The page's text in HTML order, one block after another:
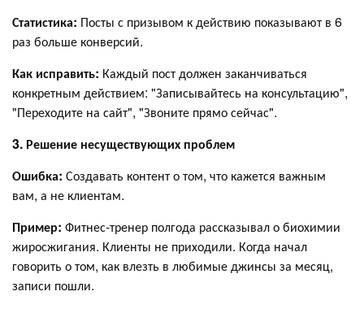
Статистика: Посты с призывом к действию показывают в 6
раз больше конверсий.
Как исправить: Каждый пост должен заканчиваться
конкретным действием: "Записывайтесь на консультацию",
"Переходите на сайт", "Звоните прямо сейчас".
3. Решение несуществующих проблем
Ошибка: Создавать контент о том, что кажется важным
вам, а не клиентам.
Пример: Фитнес-тренер полгода рассказывал о биохимии
жиросжигания. Клиенты не приходили. Когда начал
говорить о том, как влезть в любимые джинсы за месяц,
записи пошли.